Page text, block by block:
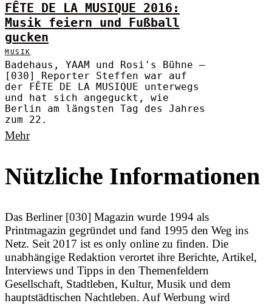
FÊTE DE LA MUSIQUE 2016:
Musik feiern und Fußball
gucken
MUSIK
Badehaus, YAAM und Rosi's Bühne –
[030] Reporter Steffen war auf
der FÊTE DE LA MUSIQUE unterwegs
und hat sich angeguckt, wie
Berlin am längsten Tag des Jahres
zum 22.
Mehr
Nützliche Informationen
Das Berliner [030] Magazin wurde 1994 als
Printmagazin gegründet und fand 1995 den Weg ins
Netz. Seit 2017 ist es only online zu finden. Die
unabhängige Redaktion verortet ihre Berichte, Artikel,
Interviews und Tipps in den Themenfeldern
Gesellschaft, Stadtleben, Kultur, Musik und dem
hauptstädtischen Nachtleben. Auf Werbung wird